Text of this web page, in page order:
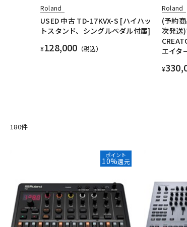
Roland
USED 中古 TD-17KVX-S [ハイハッ
トスタンド、シングルペダル付属]
¥128,000 （税込）
Roland
(予約
次発送
エイタ
¥
180件
ポイント
10%還元